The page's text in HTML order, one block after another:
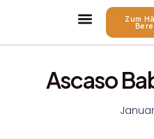
Zum
Ascaso
Januar